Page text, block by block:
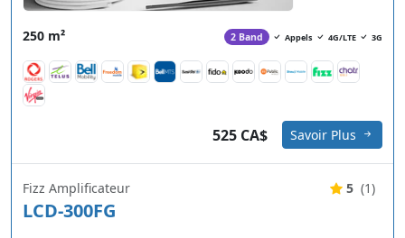
250 m² 2 Band Appels 4G/LTE 3G
525 CA$ Savoir Plus
Fizz Amplificateur
LCD-300FG
5 (1)